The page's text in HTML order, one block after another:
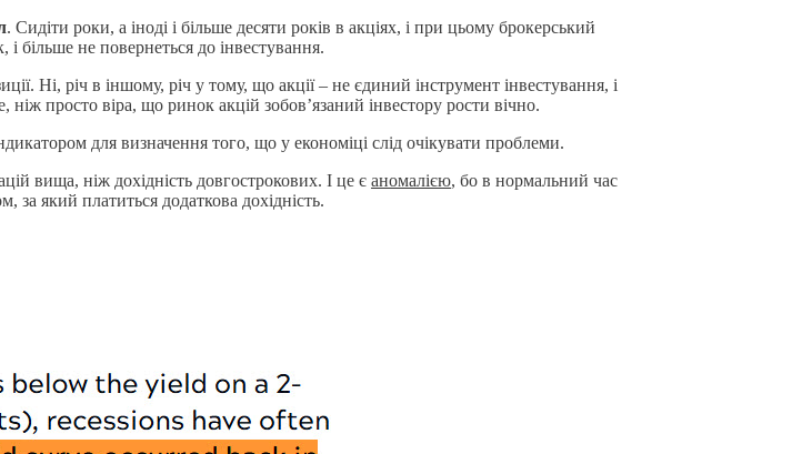
. Сидіти роки, а іноді і більше десяти років в акціях, і при цьому брокерський
більше не повернеться до інвестування.
Ні, річ в іншому, річ у тому, що акції – не єдиний інструмент інвестування, і
просто віра, що ринок акцій зобов’язаний інвестору рости вічно.
для визначення того, що у економіці слід очікувати проблеми.
вища, ніж дохідність довгострокових. І це є аномалією, бо в нормальний час
за який платиться додаткова дохідність.